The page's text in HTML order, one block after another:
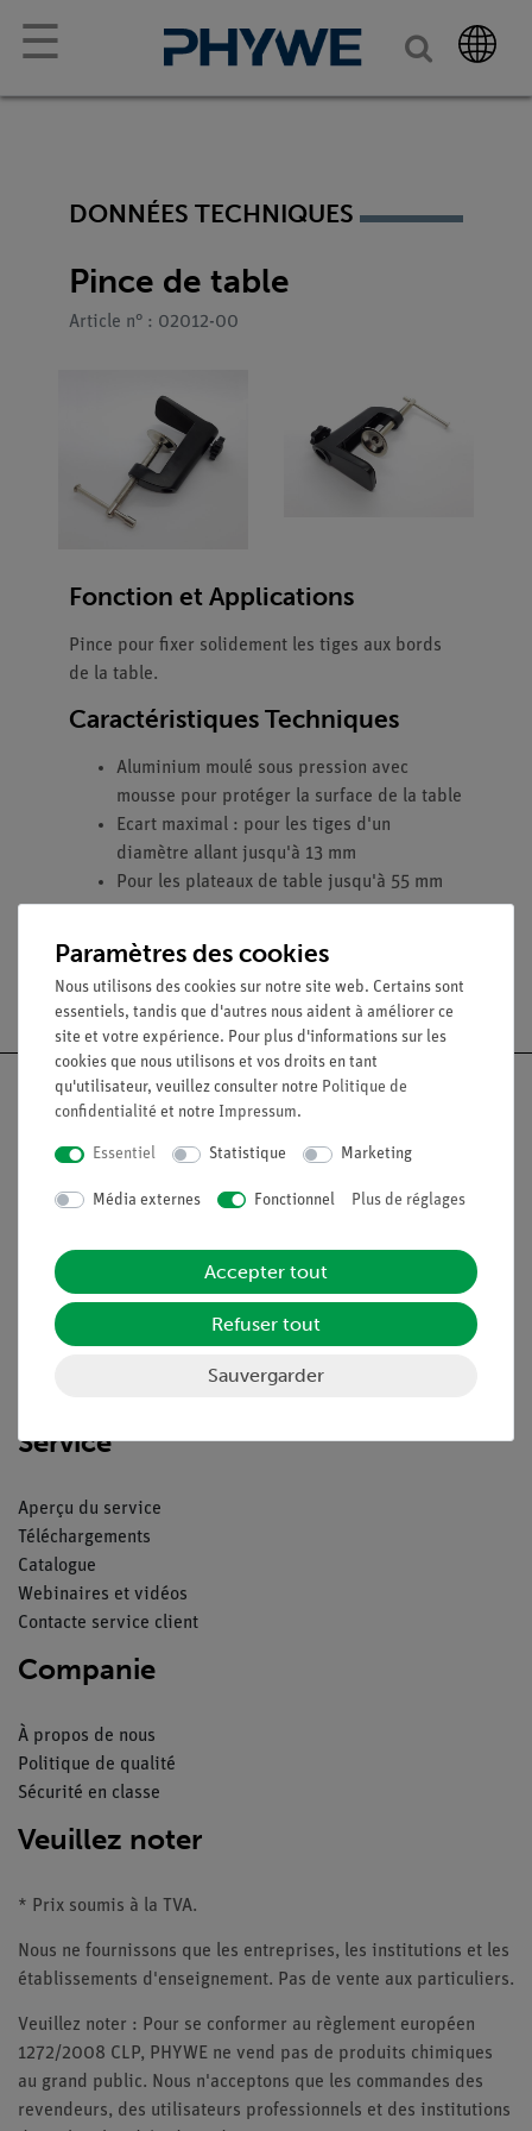
☰
DONNÉES TECHNIQUES
Pince de table
Article n° : 02012-00
Fonction et Applications
Pince pour fixer solidement les tiges aux bords
de la table.
Caractéristiques Techniques
Aluminium moulé sous pression avec
mousse pour protéger la surface de la table
Ecart maximal : pour les tiges d'un
diamètre allant jusqu'à 13 mm
Pour les plateaux de table jusqu'à 55 mm
Nach oben
Légal
Contact
Conditions générales de vente
Déclaration de confidentialité
Service
Aperçu du service
Téléchargements
Catalogue
Webinaires et vidéos
Contacte service client
Companie
À propos de nous
Politique de qualité
Sécurité en classe
Veuillez noter
* Prix soumis à la TVA.
Nous ne fournissons que les entreprises, les institutions et les
établissements d'enseignement. Pas de vente aux particuliers.
Veuillez noter : Pour se conformer au règlement européen
1272/2008 CLP, PHYWE ne vend pas de produits chimiques
au grand public. Nous n'acceptons que les commandes des
revendeurs, des utilisateurs professionnels et des institutions
Paramètres des cookies
Nous utilisons des cookies sur notre site web. Certains sont
essentiels, tandis que d'autres nous aident à améliorer ce
site et votre expérience. Pour plus d'informations sur les
cookies que nous utilisons et vos droits en tant
qu'utilisateur, veuillez consulter notre Politique de
confidentialité et notre Impressum.
Essentiel Statistique Marketing
Média externes Fonctionnel Plus de réglages
Accepter tout
Refuser tout
Sauvergarder